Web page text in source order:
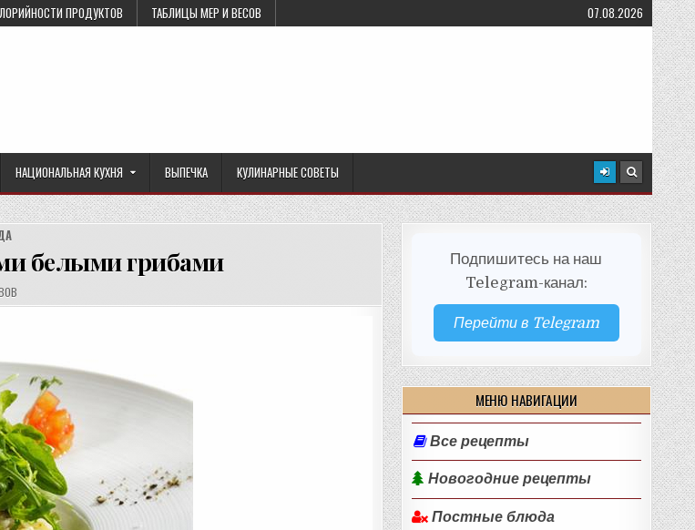
ПРОДУКТОВ ТАБЛИЦЫ МЕР И ВЕСОВ 07.08.2026
НАЦИОНАЛЬНАЯ КУХНЯ ВЫПЕЧКА КУЛИНАРНЫЕ СОВЕТЫ
белыми грибами
Подпишитесь на наш
Telegram-канал:
Перейти в Telegram
МЕНЮ НАВИГАЦИИ
Все рецепты
Новогодние рецепты
Постные блюда